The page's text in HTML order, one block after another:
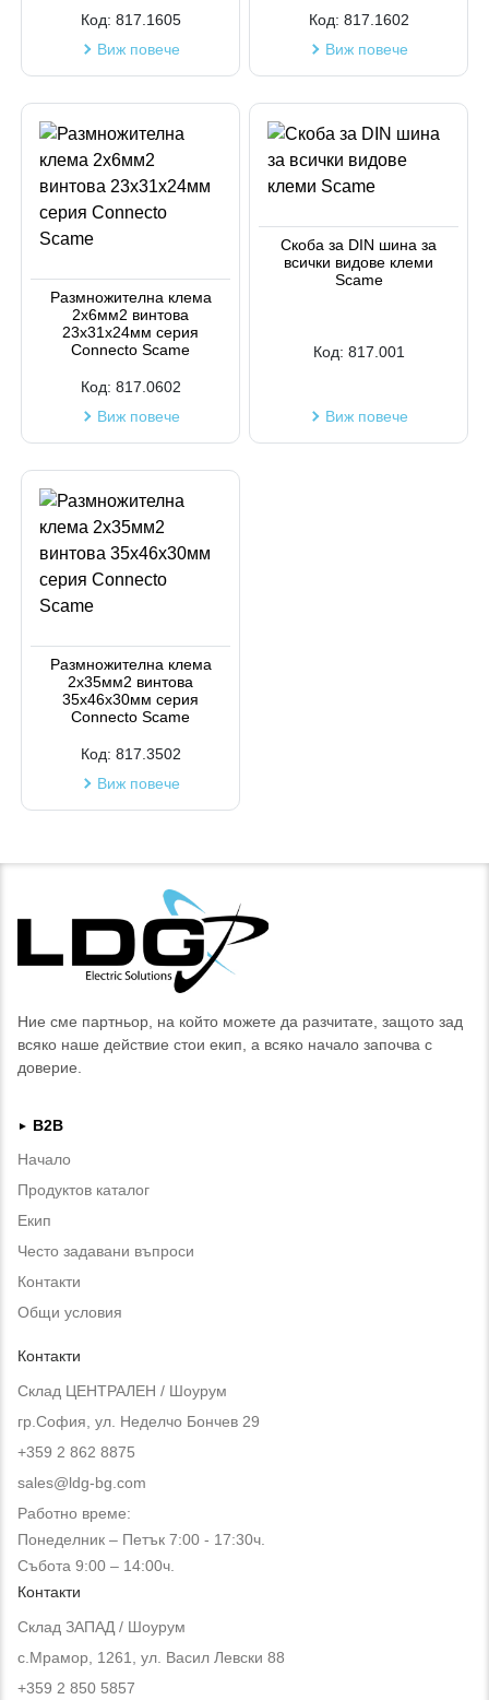
Код: 817.1605
Виж повече
Код: 817.1602
Виж повече
Размножителна клема
2х6мм2 винтова
23х31х24мм серия
Connecto Scame
Код: 817.0602
Виж повече
Скоба за DIN шина за
всички видове клеми
Scame
Код: 817.001
Виж повече
Размножителна клема
2х35мм2 винтова
35х46х30мм серия
Connecto Scame
Код: 817.3502
Виж повече
Ние сме партньор, на който можете да разчитате, защото зад
всяко наше действие стои екип, а всяко начало започва с
доверие.
►
B2B
Начало
Продуктов каталог
Екип
Често задавани въпроси
Контакти
Общи условия
Контакти
Склад ЦЕНТРАЛЕН / Шоурум
гр.София, ул. Неделчо Бончев 29
+359 2 862 8875
sales@ldg-bg.com
Работно време:
Понеделник – Петък 7:00 - 17:30ч.
Събота 9:00 – 14:00ч.
Контакти
Склад ЗАПАД / Шоурум
с.Мрамор, 1261, ул. Васил Левски 88
+359 2 850 5857